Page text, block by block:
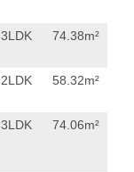
3LDK 74.38m²
2LDK 58.32m²
3LDK 74.06m²